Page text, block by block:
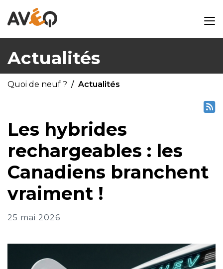
Actualités
Quoi de neuf ? Actualités
Les hybrides
rechargeables : les
Canadiens branchent
vraiment !
25 mai 2026